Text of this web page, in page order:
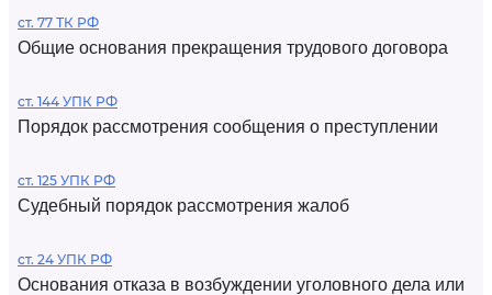
ст. 77 ТК РФ
Общие основания прекращения трудового договора
ст. 144 УПК РФ
Порядок рассмотрения сообщения о преступлении
ст. 125 УПК РФ
Судебный порядок рассмотрения жалоб
ст. 24 УПК РФ
Основания отказа в возбуждении уголовного дела или